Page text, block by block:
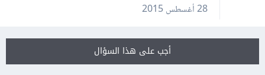
28 أغسطس 2015
أجب على هذا السؤال